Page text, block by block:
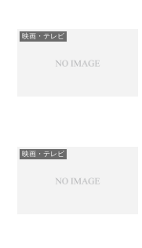
映画・テレビ
映画・テレビ